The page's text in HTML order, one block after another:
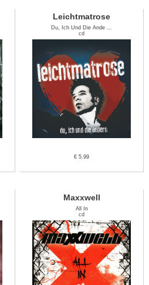
Leichtmatrose
Du, Ich Und Die Ande ...
cd
€ 5.99
Maxxwell
All In
cd